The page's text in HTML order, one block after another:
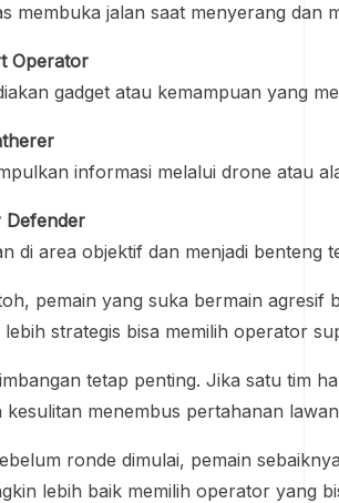
membuka jalan saat menyerang dan
Operator
gadget atau kemampuan yang
informasi melalui drone atau
Defender
di area objektif dan menjadi benteng
pemain yang suka bermain
lebih strategis bisa memilih operator
tetap penting. Jika satu tim
kesulitan menembus pertahanan
ronde dimulai, pemain
lebih baik memilih operator yang